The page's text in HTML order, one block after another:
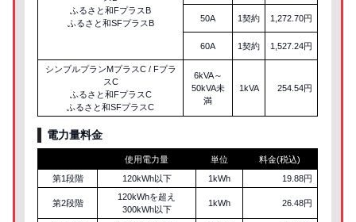
ふるさと和FプラスB
ふるさと和SFプラスB
50A 1契約 1,272.70円
60A 1契約 1,527.24円
シンプルプランMプラスC / Fプラ
スC
ふるさと和FプラスC
ふるさと和SFプラスC
6kVA～
50kVA未
満
1kVA 254.54円
電力量料金
使用電力量 単位
料金(税込)
第1段階
120kWh以下 1kWh 19.88円
第2段階
120kWhを超え
300kWh以下
1kWh 26.48円